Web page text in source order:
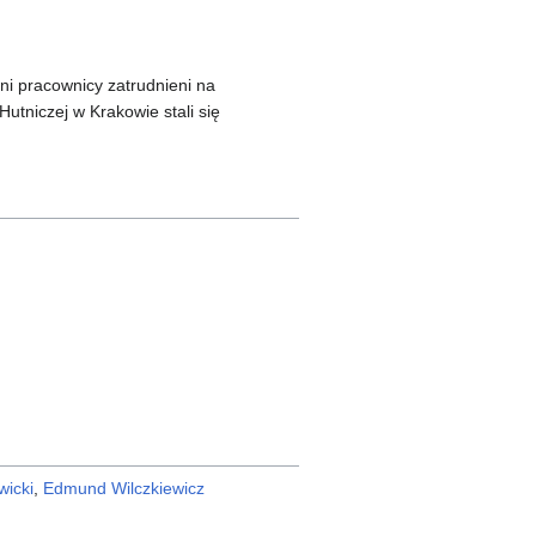
pracownicy zatrudnieni na
w Krakowie stali się
Edmund Wilczkiewicz